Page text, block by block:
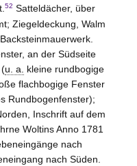
52 Satteldächer, über
Ziegeldeckung, Walm
an der Südseite
u. a. kleine rundbogige
flachbogige Fenster
Rundbogenfenster);
Inschrift auf dem
Woltins Anno 1781
nach
nach Süden.